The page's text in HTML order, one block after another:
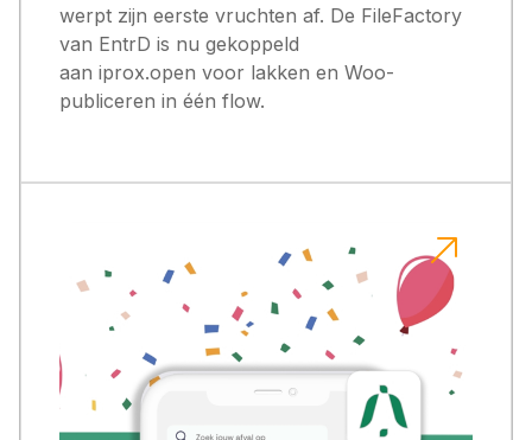
werpt zijn eerste vruchten af. De FileFactory
van EntrD is nu gekoppeld
aan iprox.open voor lakken en Woo-
publiceren in één flow.